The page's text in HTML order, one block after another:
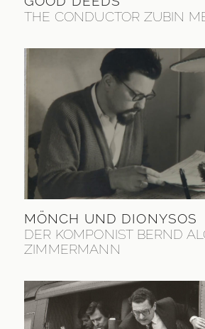
THE CONDUCTOR ZUBIN
MÖNCH UND DIONYSOS
DER KOMPONIST BERND
ZIMMERMANN